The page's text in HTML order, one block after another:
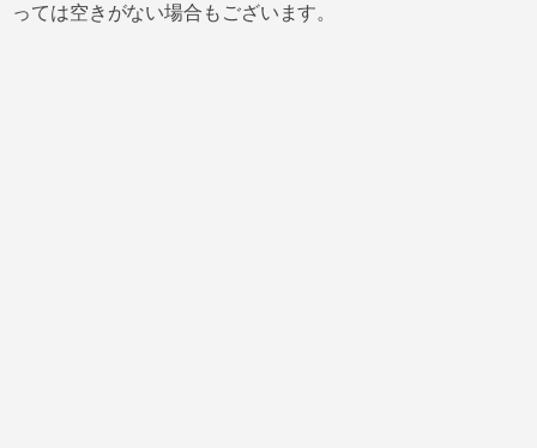
っては空きがない場合もございます。